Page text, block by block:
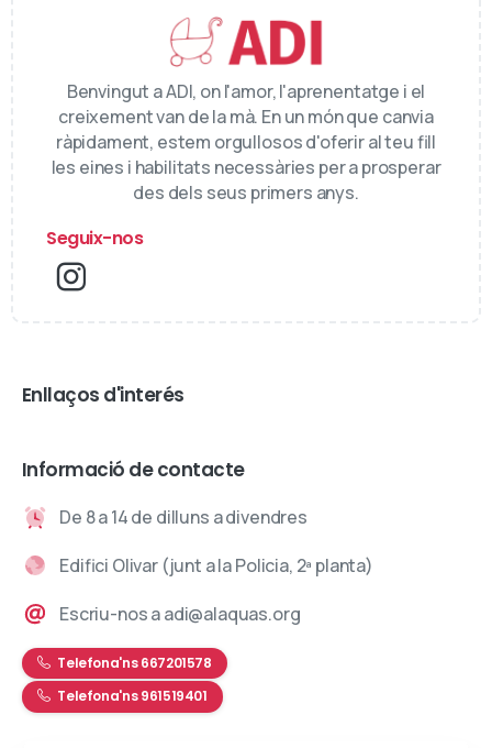
Benvingut a ADI, on l'amor, l'aprenentatge i el
creixement van de la mà. En un món que canvia
ràpidament, estem orgullosos d'oferir al teu fill
les eines i habilitats necessàries per a prosperar
des dels seus primers anys.
Seguix-nos
Enllaços d'interés
Informació de contacte
De 8 a 14 de dilluns a divendres
Edifici Olivar (junt a la Policia, 2ª planta)
Escriu-nos a adi@alaquas.org
Telefona'ns 667201578
Telefona'ns 961519401